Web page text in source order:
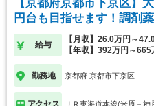
【京都府京都市下京区】
円台も目指せます！調剤
給与
【月収】26.0万円～
【年収】392万円～665
勤務地 京都府 京都市下京区
アクセス ＪＲ東海道本線(米原－神